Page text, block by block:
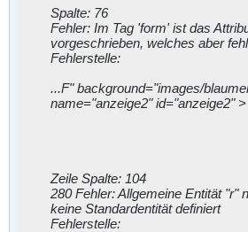
Spalte: 76
Fehler: Im Tag 'form' ist das
vorgeschrieben, welches aber
Fehlerstelle:
...F" background="images/
name="anzeige2" id="anzeige2" >
Zeile Spalte: 104
280 Fehler: Allgemeine Entität "r"
keine Standardentität definiert
Fehlerstelle: